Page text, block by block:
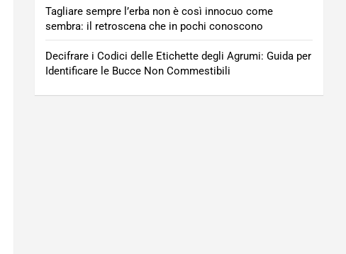
Tagliare sempre l’erba non è così innocuo come
sembra: il retroscena che in pochi conoscono
Decifrare i Codici delle Etichette degli Agrumi: Guida per
Identificare le Bucce Non Commestibili